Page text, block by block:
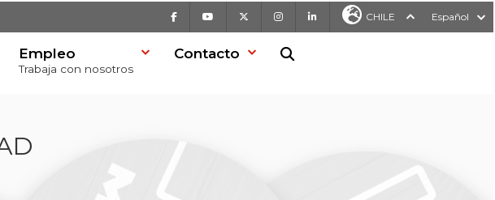
Facebook Youtube InstagramLinkedIn CHILE Español
Empleo
Trabaja con nosotros
Contacto